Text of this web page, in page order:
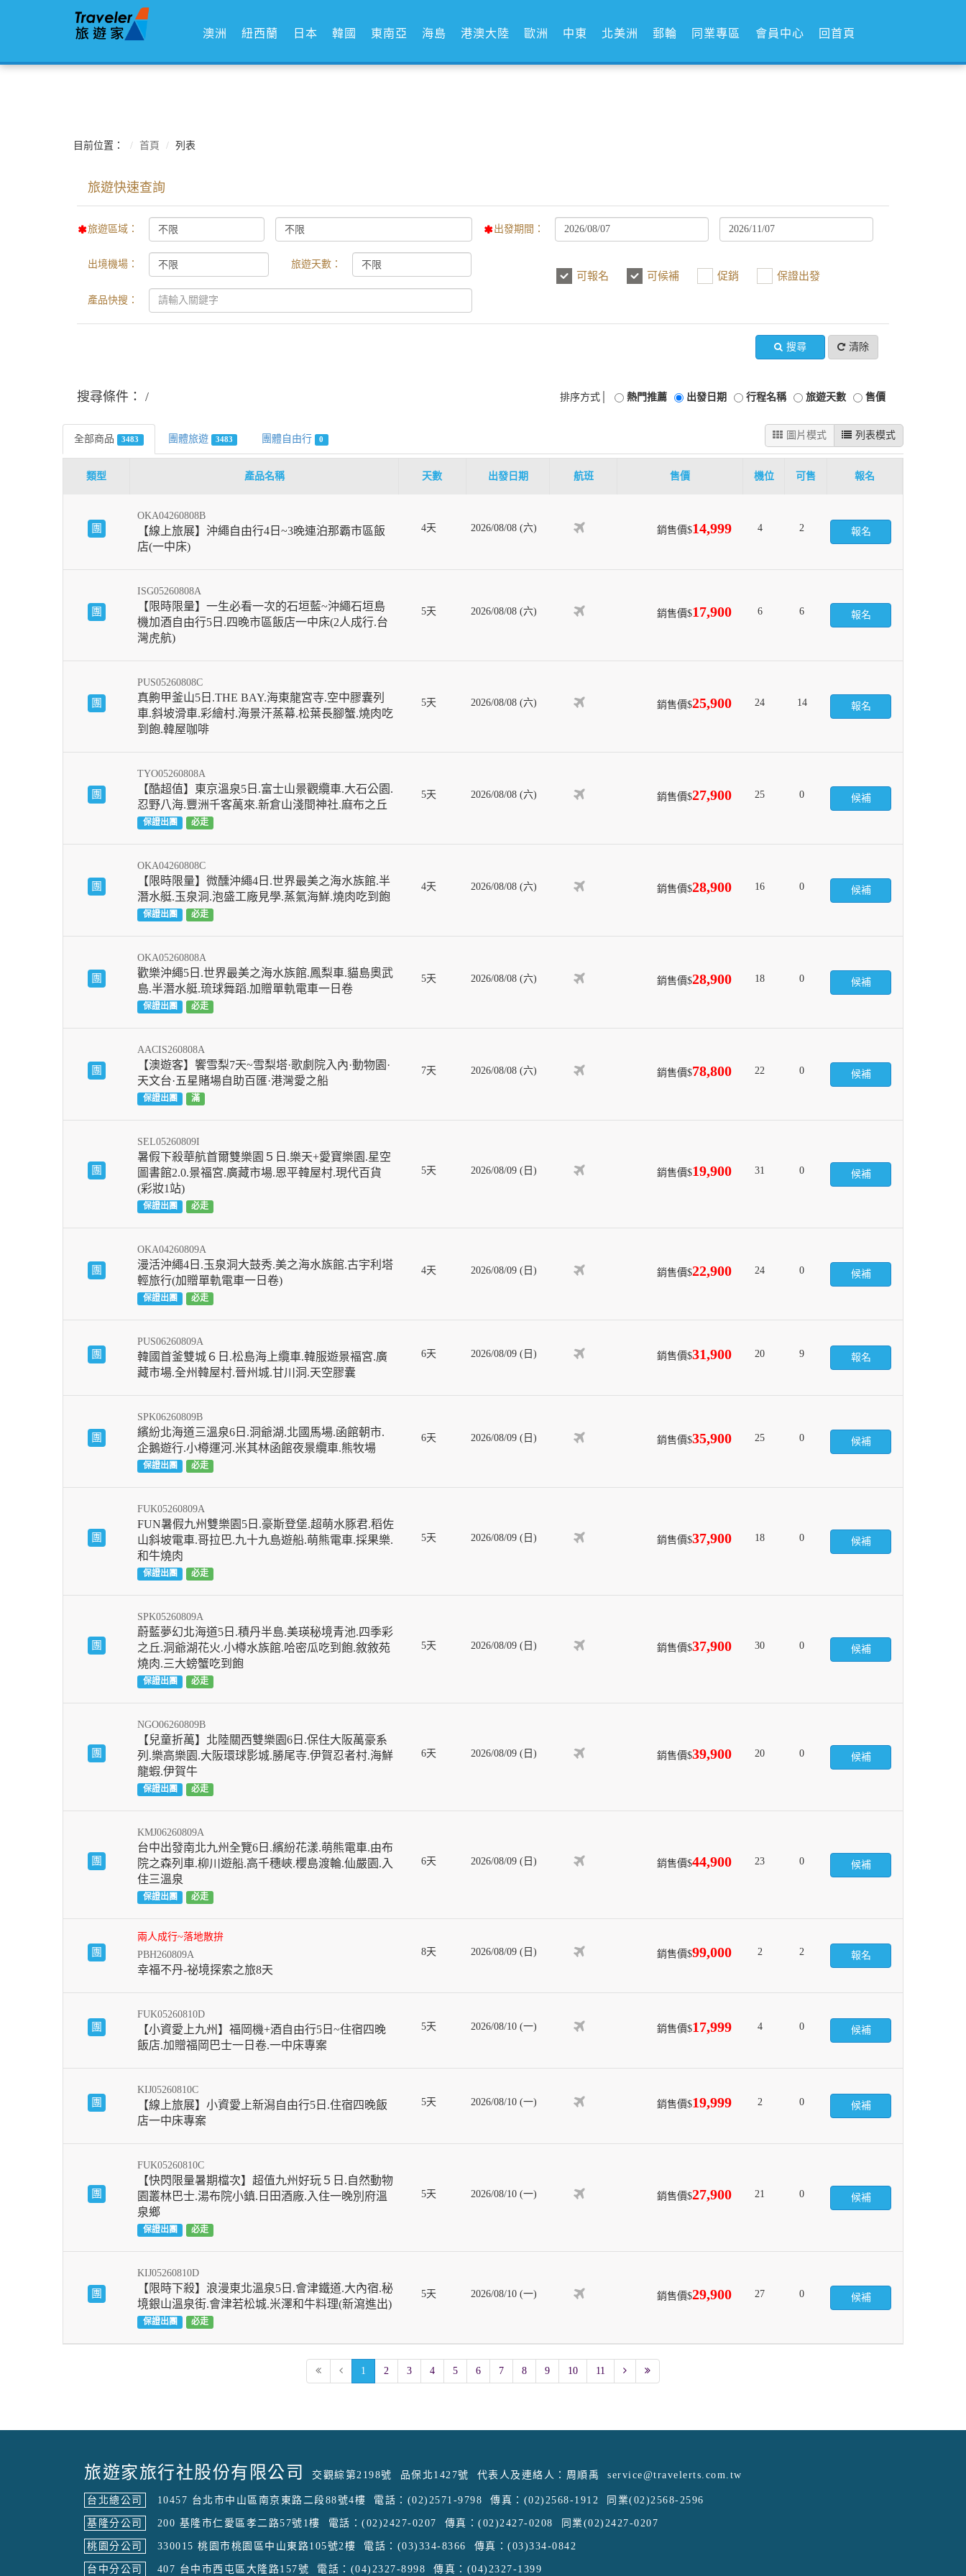
澳洲 紐西蘭 日本 韓國 東南亞 海島 港澳大陸 歐洲 中東 北美洲 郵輪 同業專區 會員中心 回首頁
目前位置： 首頁 列表
旅遊區域： 出發期間：
出境機場： 旅遊天數：
可報名 可候補 促銷 保證出發
產品快搜：
搜尋 清除
搜尋條件： 排序方式│ 熱門推薦 出發日期 行程名稱 旅遊天數 售價
全部商品 3483 團體旅遊 3483 團體自由行 0 圖片模式 列表模式
類型 產品名稱 天數 出發日期 航班 售價 機位 可售 報名
團
OKA04260808B
【線上旅展】沖繩自由行4日~3晚連泊那霸市區飯
店(一中床)
4天 2026/08/08 (六) 銷售價$14,999 4 2 報名
團
ISG05260808A
【限時限量】一生必看一次的石垣藍~沖繩石垣島
機加酒自由行5日.四晚市區飯店一中床(2人成行.台
灣虎航)
5天 2026/08/08 (六) 銷售價$17,900 6 6 報名
團
PUS05260808C
真齁甲釜山5日.THE BAY.海東龍宮寺.空中膠囊列
車.斜坡滑車.彩繪村.海景汗蒸幕.松葉長腳蟹.燒肉吃
到飽.韓屋咖啡
5天 2026/08/08 (六) 銷售價$25,900 24 14 報名
團
TYO05260808A
【酷超值】東京溫泉5日.富士山景觀纜車.大石公園.
忍野八海.豐洲千客萬來.新倉山淺間神社.麻布之丘
保證出團 必走
5天 2026/08/08 (六) 銷售價$27,900 25 0 候補
團
OKA04260808C
【限時限量】微醺沖繩4日.世界最美之海水族館.半
潛水艇.玉泉洞.泡盛工廠見學.蒸氣海鮮.燒肉吃到飽
保證出團 必走
4天 2026/08/08 (六) 銷售價$28,900 16 0 候補
團
OKA05260808A
歡樂沖繩5日.世界最美之海水族館.鳳梨車.貓島奧武
島.半潛水艇.琉球舞蹈.加贈單軌電車一日卷
保證出團 必走
5天 2026/08/08 (六) 銷售價$28,900 18 0 候補
團
AACIS260808A
【澳遊客】饗雪梨7天~雪梨塔·歌劇院入內·動物園·
天文台·五星賭場自助百匯·港灣愛之船
保證出團 滿
7天 2026/08/08 (六) 銷售價$78,800 22 0 候補
團
SEL05260809I
暑假下殺華航首爾雙樂園５日.樂天+愛寶樂園.星空
圖書館2.0.景福宮.廣藏市場.恩平韓屋村.現代百貨
(彩妝1站)
保證出團 必走
5天 2026/08/09 (日) 銷售價$19,900 31 0 候補
團
OKA04260809A
漫活沖繩4日.玉泉洞大鼓秀.美之海水族館.古宇利塔
輕旅行(加贈單軌電車一日卷)
保證出團 必走
4天 2026/08/09 (日) 銷售價$22,900 24 0 候補
團
PUS06260809A
韓國首釜雙城６日.松島海上纜車.韓服遊景褔宮.廣
藏市場.全州韓屋村.晉州城.甘川洞.天空膠囊
6天 2026/08/09 (日) 銷售價$31,900 20 9 報名
團
SPK06260809B
繽紛北海道三溫泉6日.洞爺湖.北國馬場.函館朝市.
企鵝遊行.小樽運河.米其林函館夜景纜車.熊牧場
保證出團 必走
6天 2026/08/09 (日) 銷售價$35,900 25 0 候補
團
FUK05260809A
FUN暑假九州雙樂園5日.豪斯登堡.超萌水豚君.稻佐
山斜坡電車.哥拉巴.九十九島遊船.萌熊電車.採果樂.
和牛燒肉
保證出團 必走
5天 2026/08/09 (日) 銷售價$37,900 18 0 候補
團
SPK05260809A
蔚藍夢幻北海道5日.積丹半島.美瑛秘境青池.四季彩
之丘.洞爺湖花火.小樽水族館.哈密瓜吃到飽.敘敘苑
燒肉.三大螃蟹吃到飽
保證出團 必走
5天 2026/08/09 (日) 銷售價$37,900 30 0 候補
團
NGO06260809B
【兒童折萬】北陸關西雙樂園6日.保住大阪萬豪系
列.樂高樂園.大阪環球影城.勝尾寺.伊賀忍者村.海鮮
龍蝦.伊賀牛
保證出團 必走
6天 2026/08/09 (日) 銷售價$39,900 20 0 候補
團
KMJ06260809A
台中出發南北九州全覽6日.繽紛花漾.萌熊電車.由布
院之森列車.柳川遊船.高千穗峽.櫻島渡輪.仙嚴園.入
住三溫泉
保證出團 必走
6天 2026/08/09 (日) 銷售價$44,900 23 0 候補
團
兩人成行~落地散拚
PBH260809A
幸福不丹-祕境探索之旅8天
8天 2026/08/09 (日) 銷售價$99,000 2 2 報名
團
FUK05260810D
【小資愛上九州】福岡機+酒自由行5日~住宿四晚
飯店.加贈福岡巴士一日卷.一中床專案
5天 2026/08/10 (一) 銷售價$17,999 4 0 候補
團
KIJ05260810C
【線上旅展】小資愛上新潟自由行5日.住宿四晚飯
店一中床專案
5天 2026/08/10 (一) 銷售價$19,999 2 0 候補
團
FUK05260810C
【快閃限量暑期檔次】超值九州好玩５日.自然動物
園叢林巴士.湯布院小鎮.日田酒廠.入住一晚別府溫
泉鄉
保證出團 必走
5天 2026/08/10 (一) 銷售價$27,900 21 0 候補
團
KIJ05260810D
【限時下殺】浪漫東北溫泉5日.會津鐵道.大內宿.秘
境銀山溫泉街.會津若松城.米澤和牛料理(新瀉進出)
保證出團 必走
5天 2026/08/10 (一) 銷售價$29,900 27 0 候補
1 2 3 4 5 6 7 8 9 10 11
旅遊家旅行社股份有限公司 交觀綜第2198號 品保北1427號 代表人及連絡人：周順禹 service@travelerts.com.tw
台北總公司 10457 台北市中山區南京東路二段88號4樓 電話：(02)2571-9798 傳真：(02)2568-1912 同業(02)2568-2596
基隆分公司 200 基隆市仁愛區孝二路57號1樓 電話：(02)2427-0207 傳真：(02)2427-0208 同業(02)2427-0207
桃園分公司 330015 桃園市桃園區中山東路105號2樓 電話：(03)334-8366 傳真：(03)334-0842
台中分公司 407 台中市西屯區大隆路157號 電話：(04)2327-8998 傳真：(04)2327-1399